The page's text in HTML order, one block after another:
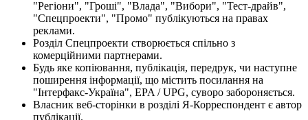
"Регіони", "Гроші", "Влада", "Вибори", "Тест-драйв",
"Спецпроекти", "Промо" публікуються на правах
реклами.
Розділ Спецпроекти створюється спільно з
комерційними партнерами.
Будь яке копіювання, публікація, передрук, чи наступне
поширення інформації, що містить посилання на
"Інтерфакс-Україна", EPA / UPG, суворо забороняється.
Власник веб-сторінки в розділі Я-Корреспондент є автор
публікації.